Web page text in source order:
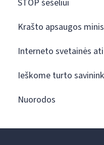
STOP šešėliui
Krašto apsaugos
Interneto svetainės
Ieškome turto
Nuorodos